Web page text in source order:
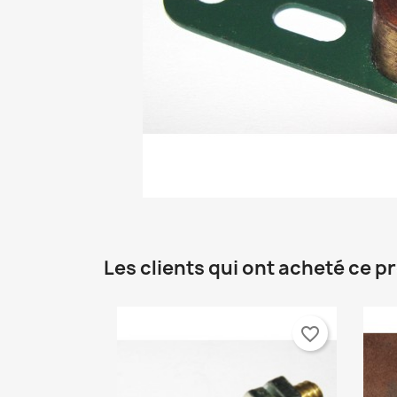
add_circle_outline
Les clients qui ont acheté ce
favorite_border